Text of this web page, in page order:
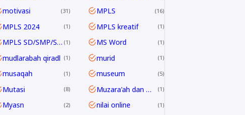
motivasi 31 MPLS 16
MPLS 2024 1 MPLS kreatif 1
MPLS SD/SMP/SMA 2024/2025 1 MS Word 1
mudlarabah qiradl 1 murid 1
musaqah 1 museum 5
Mutasi 8 Muzara'ah dan Mukhabarah 1
Myasn 2 nilai online 1